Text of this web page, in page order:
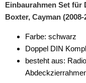
RP-SMA
SMB
SMC
Einbaurahmen Set für
Boxter, Cayman
Farbe: schwarz
Doppel DIN
besteht aus: